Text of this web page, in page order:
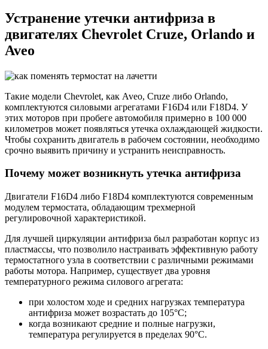
Устранение утечки антифриза в
двигателях Chevrolet Cruze, Orlando и
Aveo
Такие модели Chevrolet, как Aveo, Cruze либо Orlando,
комплектуются силовыми агрегатами F16D4 или F18D4. У
этих моторов при пробеге автомобиля примерно в 100 000
километров может появляться утечка охлаждающей жидкости.
Чтобы сохранить двигатель в рабочем состоянии, необходимо
срочно выявить причину и устранить неисправность.
Почему может возникнуть утечка антифриза
Двигатели F16D4 либо F18D4 комплектуются современным
модулем термостата, обладающим трехмерной
регулировочной характеристикой.
Для лучшей циркуляции антифриза был разработан корпус из
пластмассы, что позволило настраивать эффективную работу
термостатного узла в соответствии с различными режимами
работы мотора. Например, существует два уровня
температурного режима силового агрегата:
при холостом ходе и средних нагрузках температура
антифриза может возрастать до 105°С;
когда возникают средние и полные нагрузки,
температура регулируется в пределах 90°С.